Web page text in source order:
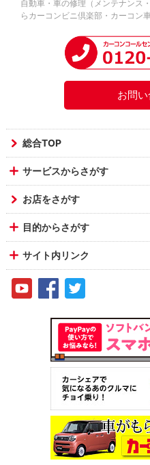
自動車・車の修理（メンテナンス
らカーコンビニ倶楽部・カーコン
お問
総合TOP
サービスからさがす
お店をさがす
目的からさがす
サイト内リンク